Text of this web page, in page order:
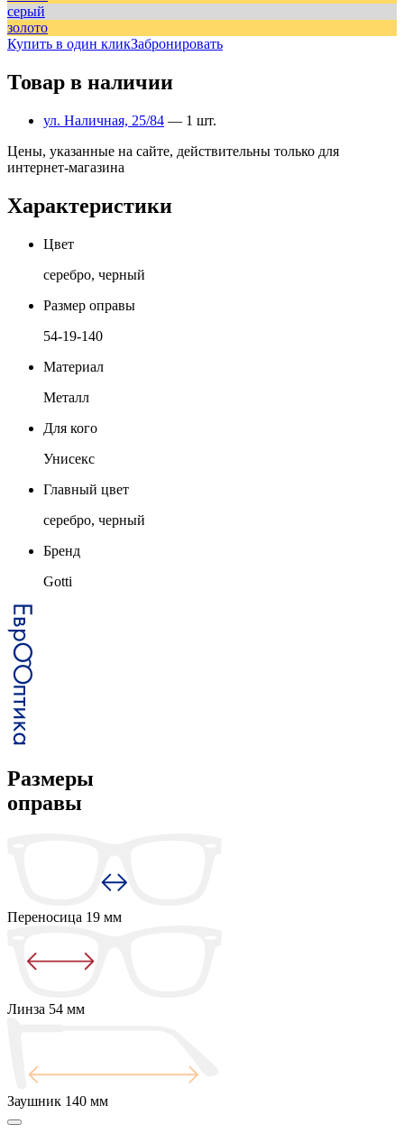
серый
золото
Купить в один кликЗабронировать
Товар в наличии
ул. Наличная, 25/84 — 1 шт.
Цены, указанные на сайте, действительны только для
интернет-магазина
Характеристики
Цвет
серебро, черный
Размер оправы
54-19-140
Материал
Металл
Для кого
Унисекс
Главный цвет
серебро, черный
Бренд
Gotti
Размеры
оправы
Переносица 19 мм
Линза 54 мм
Заушник 140 мм